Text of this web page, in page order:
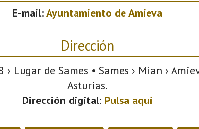
E-mail:Ayuntamiento de Amieva
Dirección
› Lugar de Sames • Sames › Mian ›
Asturias.
Dirección digital: Pulsa aquí